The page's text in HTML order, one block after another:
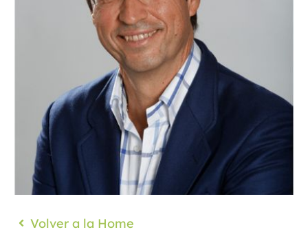
Volver a la Home